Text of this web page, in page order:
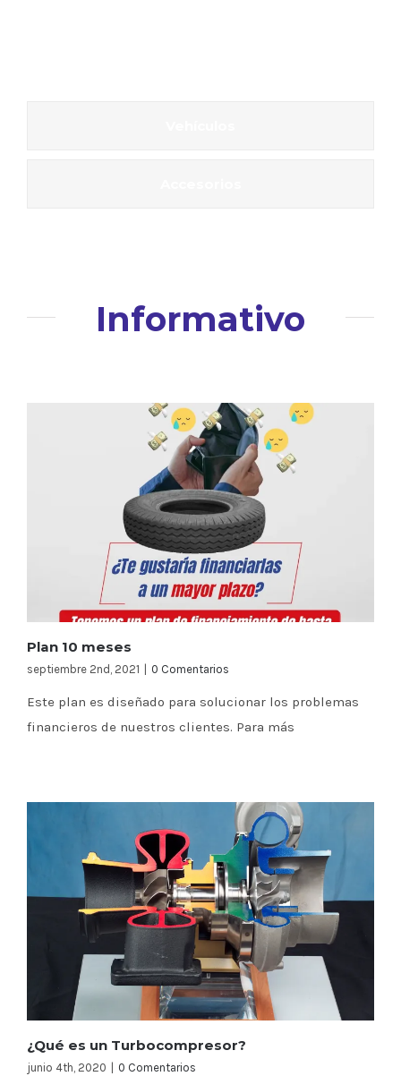
Informativo
Plan 10 meses
septiembre 2nd, 2021 0 Comentarios
Este plan es diseñado para solucionar los problemas
financieros de nuestros clientes. Para más
¿Qué es un Turbocompresor?
junio 4th, 2020 0 Comentarios